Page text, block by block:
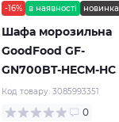
-16% в наявності новинка
Шафа морозильна
GoodFood GF-
GN700BT-HECM-HC
Код товару: 3085993351
0